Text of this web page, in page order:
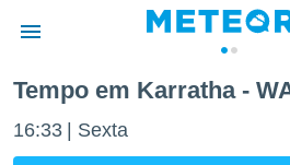
da
Tempo em Karratha -
16:33 Sexta